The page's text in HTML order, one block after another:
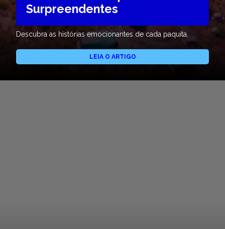
Surpreendentes
Descubra as histórias emocionantes de cada paquita.
LEIA O ARTIGO